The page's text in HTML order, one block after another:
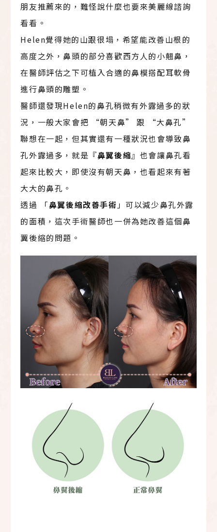
朋友推薦來的，難怪說什麼也要來美麗線諮詢
看看。
Helen覺得她的山跟很塌，希望能改善山根的
高度之外，鼻頭的部分喜歡西方人的小翹鼻，
在醫師評估之下可植入合適的鼻模搭配耳軟骨
進行鼻頭的雕塑。
醫師還發現Helen的鼻孔稍微有外露過多的狀
況，一般大家會把 “朝天鼻” 跟 “大鼻孔”
聯想在一起，但其實還有一種狀況也會導致鼻
孔外露過多，就是『鼻翼後縮』也會讓鼻孔看
起來比較大，即使沒有朝天鼻，也看起來有著
大大的鼻孔。
透過 「鼻翼後縮改善手術」可以減少鼻孔外露
的面積，這次手術醫師也一併為她改善這個鼻
翼後縮的問題。